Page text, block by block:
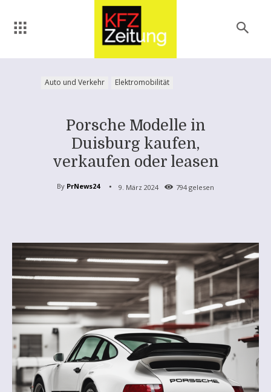
Auto und Verkehr Elektromobilität
Porsche Modelle in
Duisburg kaufen,
verkaufen oder leasen
By PrNews24 9. März 2024 794 gelesen